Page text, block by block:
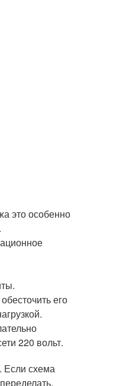
это особенно
его
220 вольт.
Если схема